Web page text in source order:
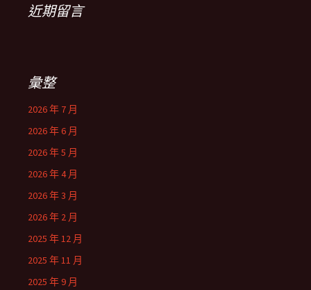
近期留言
彙整
2026 年 7 月
2026 年 6 月
2026 年 5 月
2026 年 4 月
2026 年 3 月
2026 年 2 月
2025 年 12 月
2025 年 11 月
2025 年 9 月